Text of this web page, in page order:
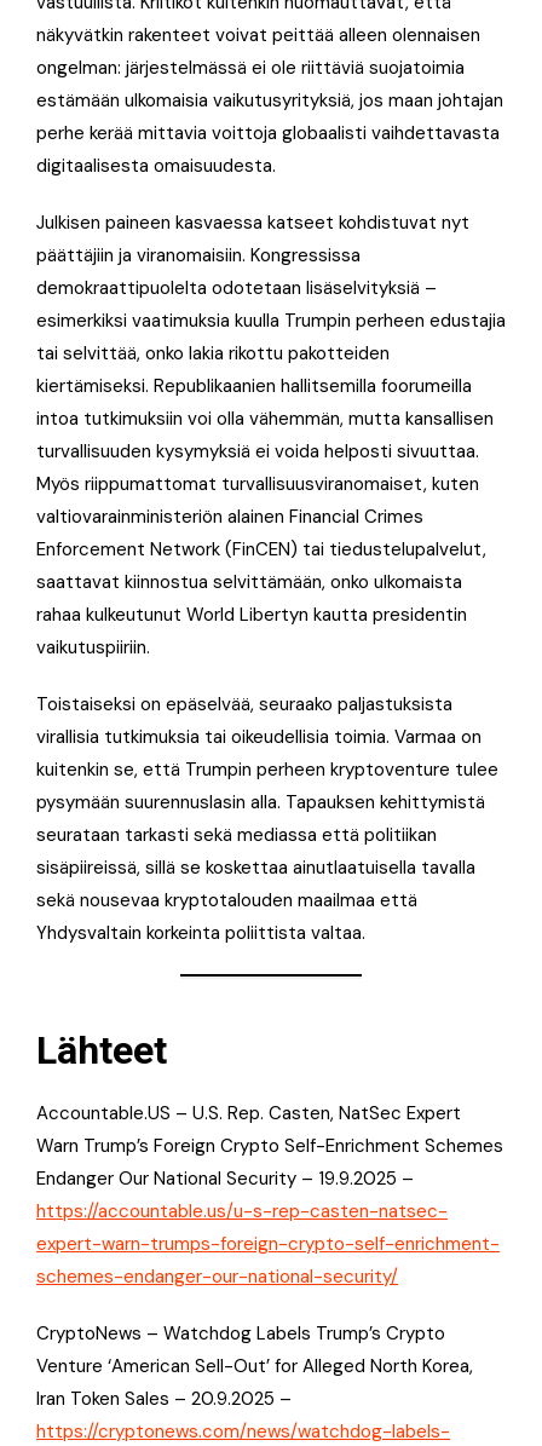
näkyvätkin rakenteet voivat peittää alleen olennaisen
ongelman: järjestelmässä ei ole riittäviä suojatoimia
estämään ulkomaisia vaikutusyrityksiä, jos maan johtajan
perhe kerää mittavia voittoja globaalisti vaihdettavasta
digitaalisesta omaisuudesta.
Julkisen paineen kasvaessa katseet kohdistuvat nyt
päättäjiin ja viranomaisiin. Kongressissa
demokraattipuolelta odotetaan lisäselvityksiä –
esimerkiksi vaatimuksia kuulla Trumpin perheen edustajia
tai selvittää, onko lakia rikottu pakotteiden
kiertämiseksi. Republikaanien hallitsemilla foorumeilla
intoa tutkimuksiin voi olla vähemmän, mutta kansallisen
turvallisuuden kysymyksiä ei voida helposti sivuuttaa.
Myös riippumattomat turvallisuusviranomaiset, kuten
valtiovarainministeriön alainen Financial Crimes
Enforcement Network (FinCEN) tai tiedustelupalvelut,
saattavat kiinnostua selvittämään, onko ulkomaista
rahaa kulkeutunut World Libertyn kautta presidentin
vaikutuspiiriin.
Toistaiseksi on epäselvää, seuraako paljastuksista
virallisia tutkimuksia tai oikeudellisia toimia. Varmaa on
kuitenkin se, että Trumpin perheen kryptoventure tulee
pysymään suurennuslasin alla. Tapauksen kehittymistä
seurataan tarkasti sekä mediassa että politiikan
sisäpiireissä, sillä se koskettaa ainutlaatuisella tavalla
sekä nousevaa kryptotalouden maailmaa että
Yhdysvaltain korkeinta poliittista valtaa.
Lähteet
Accountable.US – U.S. Rep. Casten, NatSec Expert
Warn Trump’s Foreign Crypto Self-Enrichment Schemes
Endanger Our National Security – 19.9.2025 –
https://accountable.us/u-s-rep-casten-natsec-
expert-warn-trumps-foreign-crypto-self-enrichment-
schemes-endanger-our-national-security/
CryptoNews – Watchdog Labels Trump’s Crypto
Venture ‘American Sell-Out’ for Alleged North Korea,
Iran Token Sales – 20.9.2025 –
https://cryptonews.com/news/watchdog-labels-